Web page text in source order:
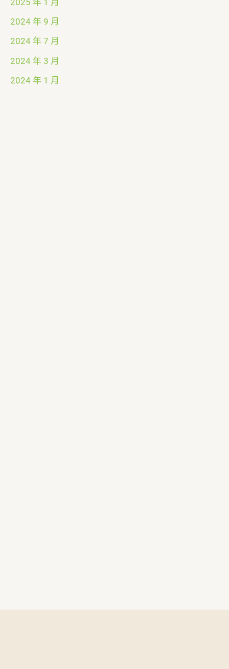
2024 年 9 月
2024 年 7 月
2024 年 3 月
2024 年 1 月